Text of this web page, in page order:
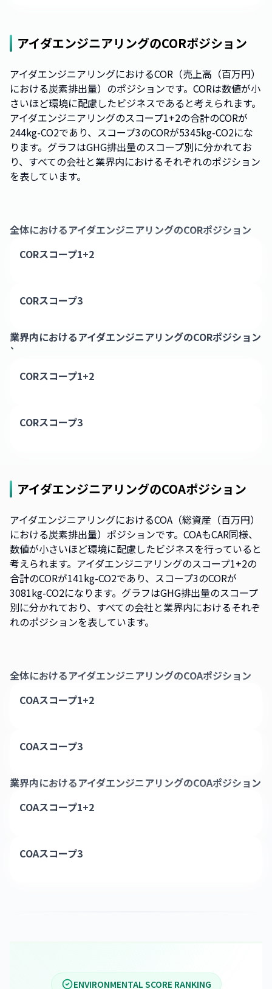
アイダエンジニアリングのCORポジション
アイダエンジニアリングにおけるCOR（売上高（百万円）
における炭素排出量）のポジションです。CORは数値が小
さいほど環境に配慮したビジネスであると考えられます。
アイダエンジニアリングのスコープ1+2の合計のCORが
244kg-CO2であり、スコープ3のCORが5345kg-CO2にな
ります。グラフはGHG排出量のスコープ別に分かれてお
り、すべての会社と業界内におけるそれぞれのポジション
を表しています。
全体におけるアイダエンジニアリングのCORポジション
CORスコープ1+2
CORスコープ3
業界内におけるアイダエンジニアリングのCORポジション
`
CORスコープ1+2
CORスコープ3
アイダエンジニアリングのCOAポジション
アイダエンジニアリングにおけるCOA（総資産（百万円）
における炭素排出量）ポジションです。COAもCAR同様、
数値が小さいほど環境に配慮したビジネスを行っていると
考えられます。アイダエンジニアリングのスコープ1+2の
合計のCORが141kg-CO2であり、スコープ3のCORが
3081kg-CO2になります。グラフはGHG排出量のスコープ
別に分かれており、すべての会社と業界内におけるそれぞ
れのポジションを表しています。
全体におけるアイダエンジニアリングのCOAポジション
COAスコープ1+2
COAスコープ3
業界内におけるアイダエンジニアリングのCOAポジション
COAスコープ1+2
COAスコープ3
ENVIRONMENTAL SCORE RANKING